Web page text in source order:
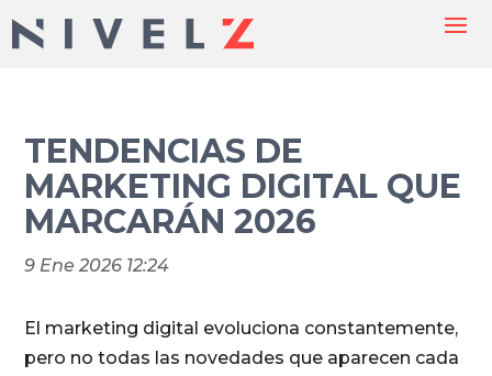
TENDENCIAS DE
MARKETING DIGITAL QUE
MARCARÁN 2026
9 Ene 2026 12:24
El marketing digital evoluciona constantemente,
pero no todas las novedades que aparecen cada